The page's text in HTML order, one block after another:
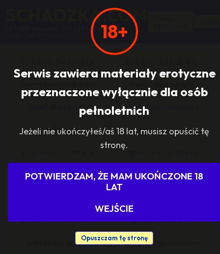
18+
Serwis zawiera materiały erotyczne
przeznaczone wyłącznie dla osób
pełnoletnich
Jeżeli nie ukończyłeś/aś 18 lat, musisz opuścić tę
stronę.
POTWIERDZAM, ŻE MAM UKOŃCZONE 18
LAT
WEJŚCIE
Opuszczam tę stronę
SCHADZKA.COM
267 058 anonsów, 352 029 użytkowników,
facet dla faceta matrymonialne pan
zasponsoruj panią sponsor dla pani
sponsoring grupy agencje towarzyskie
grupowo i odlotowo grupa szuka pani
pan szuka grupy znajomość sieciowa